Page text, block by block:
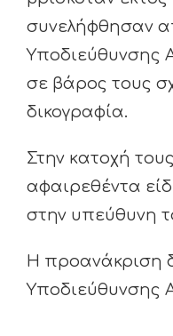
συνελήφθησαν
Υποδιεύθυνσης
σε βάρος τους
δικογραφία.
Στην κατοχή
αφαιρεθέντα
στην υπεύθυνη
Η προανάκριση
Υποδιεύθυνσης